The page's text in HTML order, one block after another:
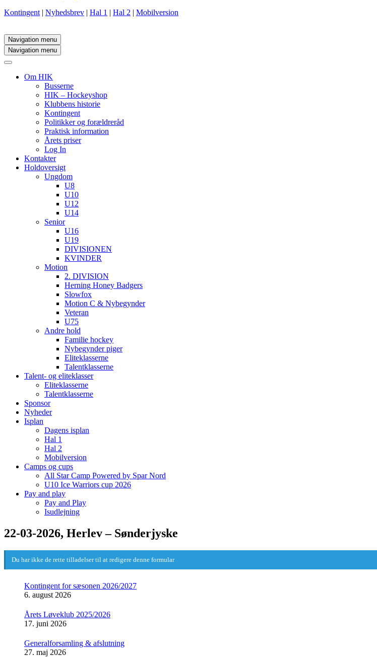
Kontingent | Nyhedsbrev | Hal 1 | Hal 2 | Mobilversion
Navigation menu
Navigation menu
Om HIK
Busserne
HIK – Hockeyshop
Klubbens historie
Kontingent
Politikker og forældreråd
Praktisk information
Årets priser
Log In
Kontakter
Holdoversigt
Ungdom
U8
U10
U12
U14
Senior
U16
U19
DIVISIONEN
KVINDER
Motion
2. DIVISION
Herning Honey Badgers
Slowfox
Motion C & Nybegynder
Veteran
U75
Andre hold
Familie hockey
Nybegynder piger
Eliteklasserne
Talentklasserne
Talent- og eliteklasser
Eliteklasserne
Talentklasserne
Sponsor
Nyheder
Isplan
Dagens isplan
Hal 1
Hal 2
Mobilversion
Camps og cups
All Star Camp Powered by Spar Nord
U10 Ice Warriors cup 2026
Pay and play
Pay and Play
Isudlejning
22-03-2026, Herlev – Sønderjyske
Du har ikke de rette tilladelser til at redigere denne formular
Kontingent for sæsonen 2026/2027
6. august 2026
Årets Løveklub 2025/2026
17. juni 2026
Generalforsamling & afslutning
27. maj 2026